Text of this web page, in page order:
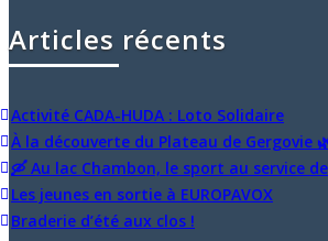
Articles récents
Activité CADA-HUDA : Loto Solidaire
À la découverte du Plateau de Gergovie
🛶 Au lac Chambon, le sport au service
Les jeunes en sortie à EUROPAVOX
Braderie d’été aux clos !